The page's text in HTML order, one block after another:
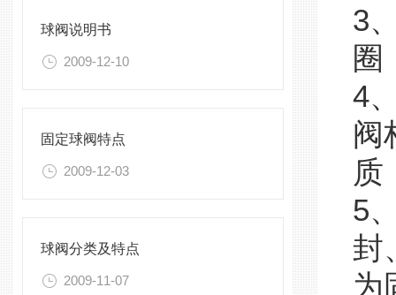
球阀说明书
2009-12-10
固定球阀特点
2009-12-03
球阀分类及特点
2009-11-07
3
圈
4
阀
质
5
封
为